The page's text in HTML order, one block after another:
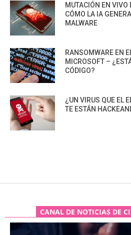
MUTACIÓN EN VIVO
CÓMO LA IA
MALWARE
RANSOMWARE EN
MICROSOFT –
CÓDIGO?
¿UN VIRUS QUE EL
TE ESTÁN
CANAL DE NOTICIAS DE